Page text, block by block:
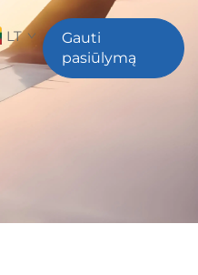
LT
Gauti
pasiūlymą